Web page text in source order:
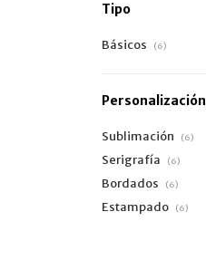
Tipo
Básicos (6)
Personalización
Sublimación (6)
Serigrafía (6)
Bordados (6)
Estampado (6)